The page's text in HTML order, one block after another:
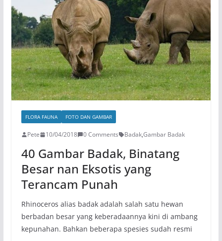
FLORA FAUNA FOTO DAN GAMBAR
Pete 10/04/2018 0 Comments Badak,Gambar Badak
40 Gambar Badak, Binatang
Besar nan Eksotis yang
Terancam Punah
Rhinoceros alias badak adalah salah satu hewan
berbadan besar yang keberadaannya kini di ambang
kepunahan. Bahkan beberapa spesies sudah resmi